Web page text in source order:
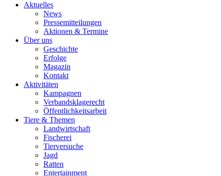
Aktuelles
News
Pressemitteilungen
Aktionen & Termine
Über uns
Geschichte
Erfolge
Magazin
Kontakt
Aktivitäten
Kampagnen
Verbandsklagerecht
Öffentlichkeitsarbeit
Tiere & Themen
Landwirtschaft
Fischerei
Tierversuche
Jagd
Ratten
Entertainment